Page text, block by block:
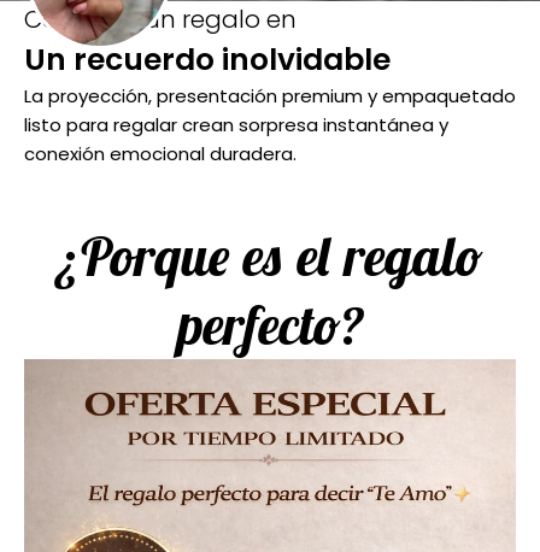
Convierte un regalo en
Un recuerdo inolvidable
La proyección, presentación premium y empaquetado
listo para regalar crean sorpresa instantánea y
conexión emocional duradera.
¿Porque es el regalo
perfecto?